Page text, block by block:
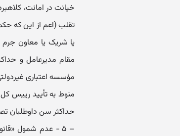
خیانت در امانت،
تقلب (اعم از این که
مؤسسه اعتباری
منوط به تأیید رییس